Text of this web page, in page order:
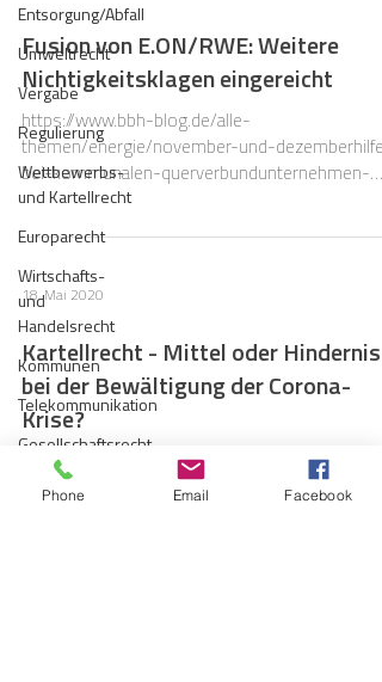
Entsorgung/Abfall
Umweltrecht
Vergabe
Regulierung
Wettbewerbs-
und Kartellrecht
Europarecht
Wirtschafts-
und
Handelsrecht
Kommunen
Telekommunikation
Gesellschaftsrecht
E-Mobilität
Fusion von E.ON/RWE: Weitere
Nichtigkeitsklagen eingereicht
https://www.bbh-blog.de/alle-
themen/energie/november-und-dezemberhilfe-
bei-kommunalen-querverbundunternehmen-
verlaengerung-der-antragsfrist/
18. Mai 2020
Kartellrecht - Mittel oder Hindernis
bei der Bewältigung der Corona-
Krise?
Welche Rolle spielt das Kartellrecht in der
Bewältigung der Corona-Krise? Einerseits
Phone Email Facebook